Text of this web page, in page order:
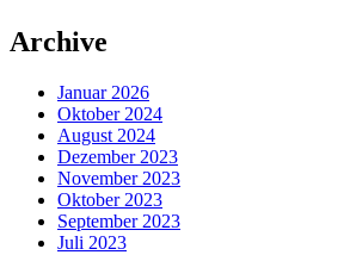
Zum
Inhalt
Archive
Januar 2026
Oktober 2024
August 2024
Dezember 2023
November 2023
Oktober 2023
September 2023
Juli 2023